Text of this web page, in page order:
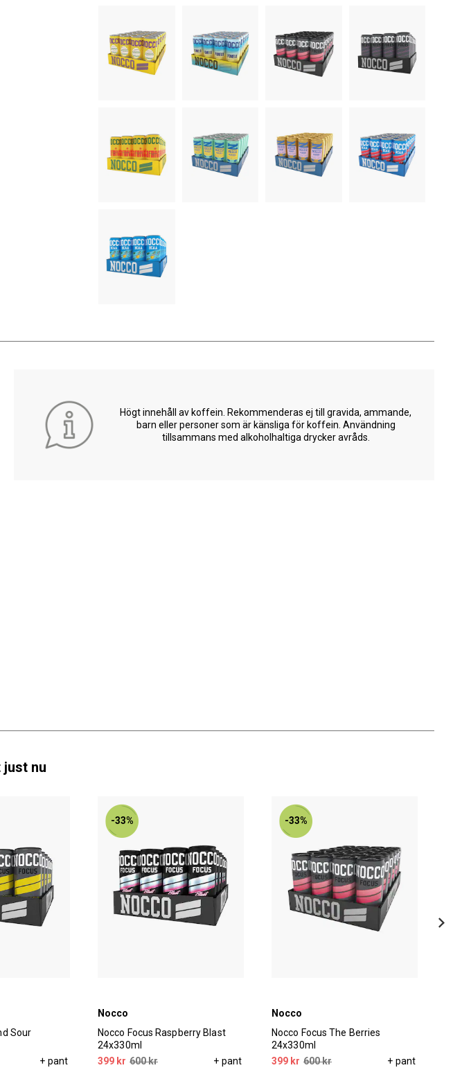
Högt innehåll av koffein. Rekommenderas ej till gravida, ammande,
barn eller personer som är känsliga för koffein. Användning
tillsammans med alkoholhaltiga drycker avråds.
just nu
Sour
+ pant
-33%
Nocco
Nocco Focus Raspberry Blast
24x330ml
399 kr 600 kr + pant
-33%
Nocco
Nocco Focus The Berries
24x330ml
399 kr 600 kr + pant